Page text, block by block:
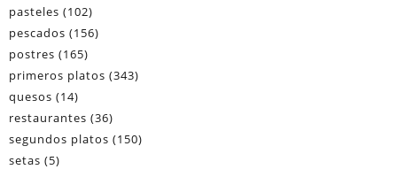
pasteles (102)
pescados (156)
postres (165)
primeros platos (343)
quesos (14)
restaurantes (36)
segundos platos (150)
setas (5)